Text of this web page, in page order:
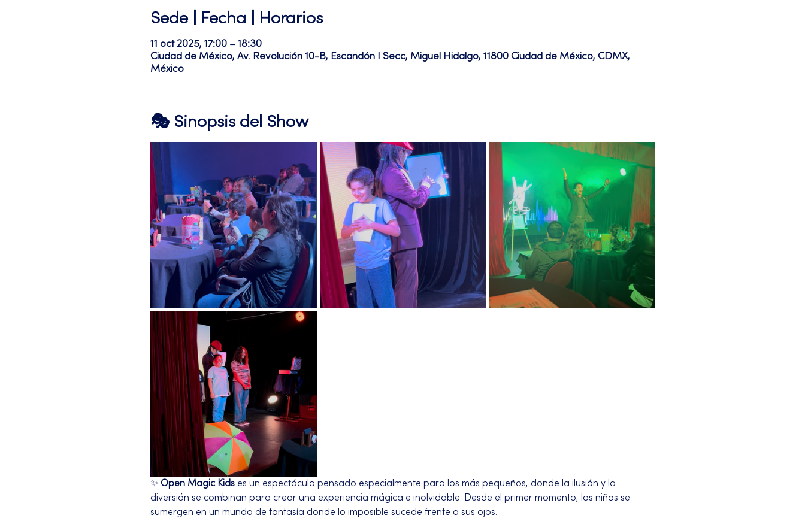
Sede | Fecha | Horarios
11 oct 2025, 17:00 – 18:30
Ciudad de México, Av. Revolución 10-B, Escandón I Secc, Miguel Hidalgo, 11800 Ciudad de México, CDMX,
México
🎭 Sinopsis del Show
✨ Open Magic Kids es un espectáculo pensado especialmente para los más pequeños, donde la ilusión y la
diversión se combinan para crear una experiencia mágica e inolvidable. Desde el primer momento, los niños se
sumergen en un mundo de fantasía donde lo imposible sucede frente a sus ojos.